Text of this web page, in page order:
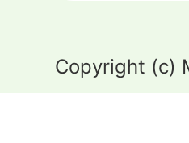
Copyright (c)